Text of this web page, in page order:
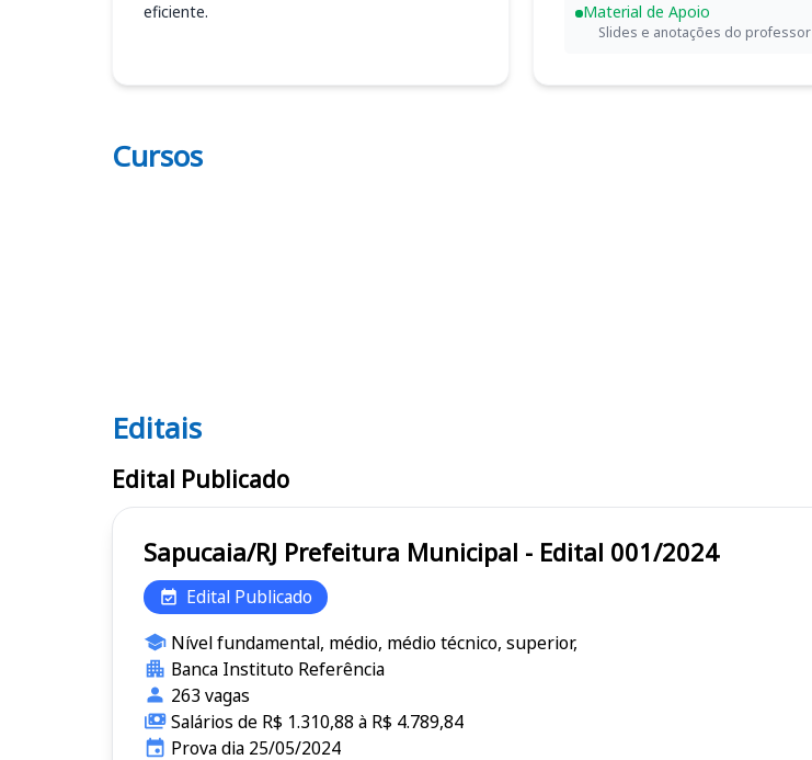
eficiente.
Material de Apoio
Slides e anotações do professor
Cursos
Editais
Editais
Edital Publicado
Sapucaia/RJ Prefeitura Municipal - Edital 001/2024
Edital Publicado
Nível fundamental, médio, médio técnico, superior,
Banca Instituto Referência
263 vagas
Salários de R$ 1.310,88 à R$ 4.789,84
Prova dia 25/05/2024